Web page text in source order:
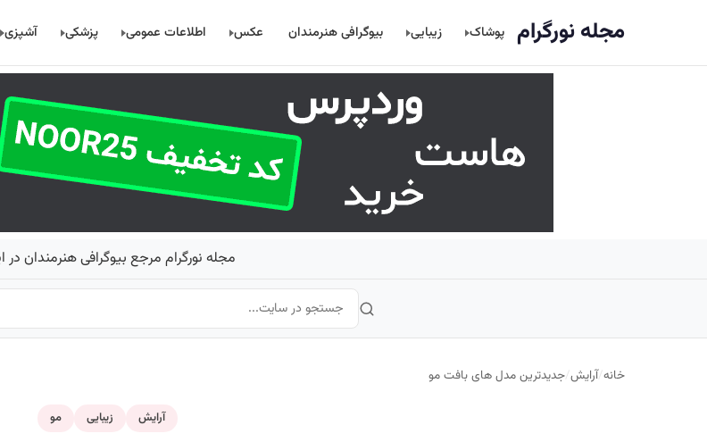
مجله نورگرام پوشاک زیبایی بیوگرافی هنرمندان عکس اطلاعات عمومی پزشکی آشپزی
مجله نورگرام مرجع بیوگرافی هنرمندان در
خانه/آرایش/جدیدترین مدل های بافت مو
آرایش زیبایی مو